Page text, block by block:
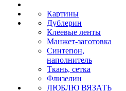
Картины
Дублерин
Клеевые ленты
Манжет-заготовка
Синтепон,
наполнитель
Ткань, сетка
Флизелин
ЛЮБЛЮ ВЯЗАТЬ